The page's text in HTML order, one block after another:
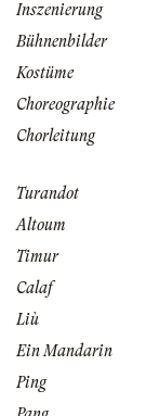
Inszenierung
Bühnenbilder
Kostüme
Choreographie
Chorleitung
Turandot
Altoum
Timur
Calaf
Liù
Ein Mandarin
Ping